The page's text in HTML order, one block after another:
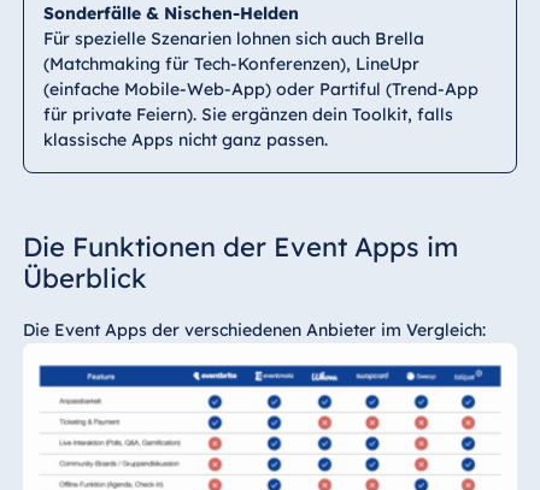
Sonderfälle & Nischen-Helden
Für spezielle Szenarien lohnen sich auch Brella
(Matchmaking für Tech-Konferenzen), LineUpr
(einfache Mobile-Web-App) oder Partiful (Trend-App
für private Feiern). Sie ergänzen dein Toolkit, falls
klassische Apps nicht ganz passen.
Die Funktionen der Event Apps im
Überblick
Die Event Apps der verschiedenen Anbieter im Vergleich: